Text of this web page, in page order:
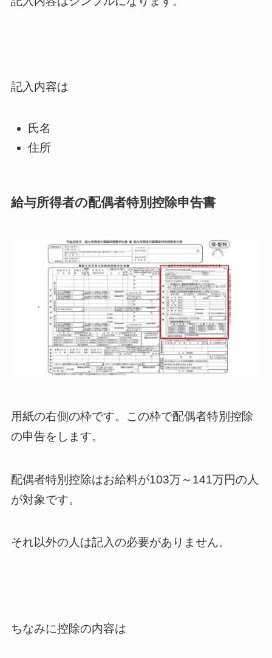
記入内容は
氏名
住所
給与所得者の配偶者特別控除申告書
用紙の右側の枠です。この枠で配偶者特別控除
の申告をします。
配偶者特別控除はお給料が103万～141万円の人
が対象です。
それ以外の人は記入の必要がありません。
ちなみに控除の内容は